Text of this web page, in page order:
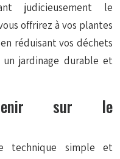
judicieusement le
offrirez à vos plantes
réduisant vos déchets
jardinage durable et
sur le
technique simple et